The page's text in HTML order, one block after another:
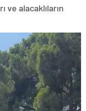
ve alacaklıların